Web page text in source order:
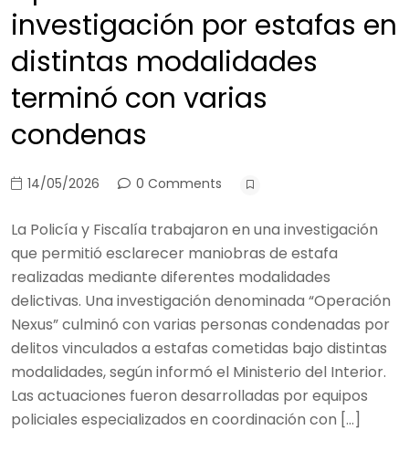
investigación por estafas en
distintas modalidades
terminó con varias
condenas
14/05/2026 0 Comments
La Policía y Fiscalía trabajaron en una investigación
que permitió esclarecer maniobras de estafa
realizadas mediante diferentes modalidades
delictivas. Una investigación denominada “Operación
Nexus” culminó con varias personas condenadas por
delitos vinculados a estafas cometidas bajo distintas
modalidades, según informó el Ministerio del Interior.
Las actuaciones fueron desarrolladas por equipos
policiales especializados en coordinación con […]